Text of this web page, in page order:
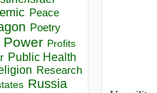
Peace
Poetry
Power Profits
Public Health
Research
Russia